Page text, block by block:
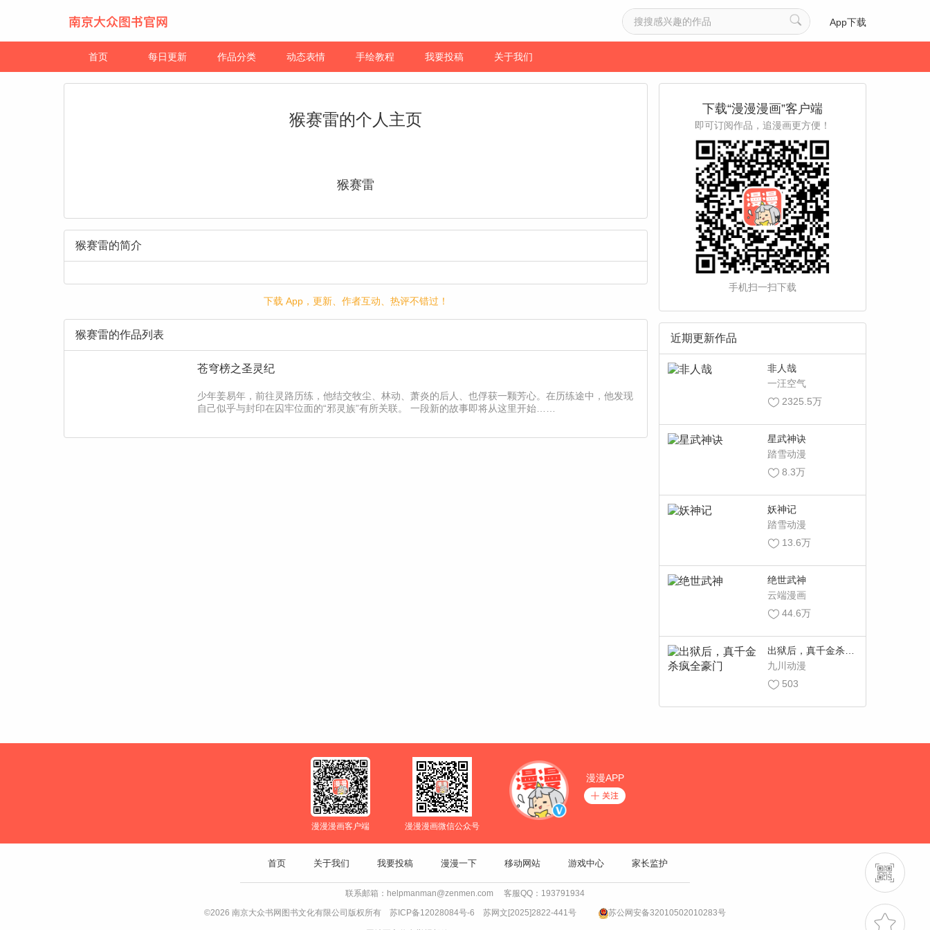
App下载
首页 每日更新 作品分类 动态表情 手绘教程 我要投稿 关于我们
猴赛雷的个人主页
猴赛雷
猴赛雷的简介
下载 App，更新、作者互动、热评不错过！
猴赛雷的作品列表
苍穹榜之圣灵纪
少年姜易年，前往灵路历练，他结交牧尘、林动、萧炎的后人、也俘获一颗芳心。在历练途中，他发现
自己似乎与封印在囚牢位面的“邪灵族”有所关联。 一段新的故事即将从这里开始……
下载“漫漫漫画”客户端
即可订阅作品，追漫画更方便！
手机扫一扫下载
近期更新作品
非人哉
一汪空气
2325.5万
星武神诀
踏雪动漫
8.3万
妖神记
踏雪动漫
13.6万
绝世武神
云端漫画
44.6万
出狱后，真千金杀疯
全豪门
九川动漫
503
漫漫漫画客户端 漫漫漫画微信公众号
漫漫APP
首页 关于我们 我要投稿 漫漫一下 移动网站 游戏中心 家长监护
联系邮箱：helpmanman@zenmen.com 客服QQ：193791934
©2026 南京大众书网图书文化有限公司版权所有 苏ICP备12028084号-6 苏网文[2025]2822-441号 苏公网安备32010502010283号